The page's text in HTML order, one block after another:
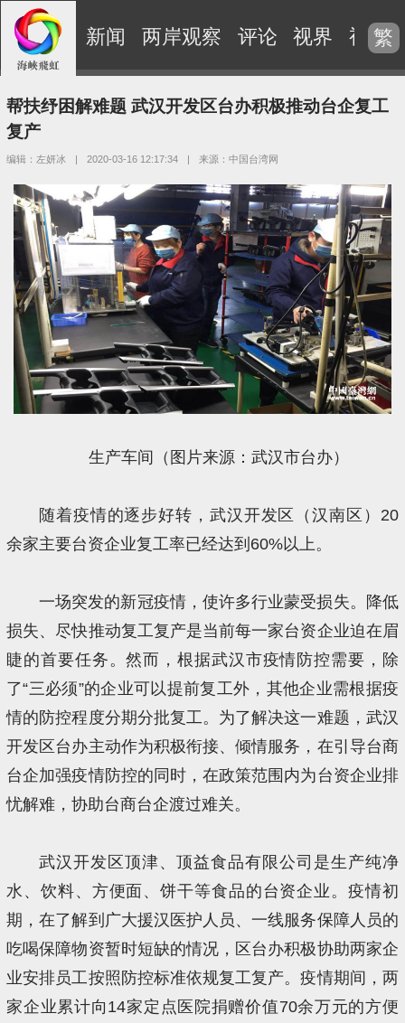
新闻 两岸观察 评论 视界 视频
繁
帮扶纾困解难题 武汉开发区台办积极推动台企复工
复产
编辑：左妍冰 | 2020-03-16 12:17:34 | 来源：中国台湾网
生产车间（图片来源：武汉市台办）
随着疫情的逐步好转，武汉开发区（汉南区）20
余家主要台资企业复工率已经达到60%以上。
一场突发的新冠疫情，使许多行业蒙受损失。降低
损失、尽快推动复工复产是当前每一家台资企业迫在眉
睫的首要任务。然而，根据武汉市疫情防控需要，除
了“三必须”的企业可以提前复工外，其他企业需根据疫
情的防控程度分期分批复工。为了解决这一难题，武汉
开发区台办主动作为积极衔接、倾情服务，在引导台商
台企加强疫情防控的同时，在政策范围内为台资企业排
忧解难，协助台商台企渡过难关。
武汉开发区顶津、顶益食品有限公司是生产纯净
水、饮料、方便面、饼干等食品的台资企业。疫情初
期，在了解到广大援汉医护人员、一线服务保障人员的
吃喝保障物资暂时短缺的情况，区台办积极协助两家企
业安排员工按照防控标准依规复工复产。疫情期间，两
家企业累计向14家定点医院捐赠价值70余万元的方便